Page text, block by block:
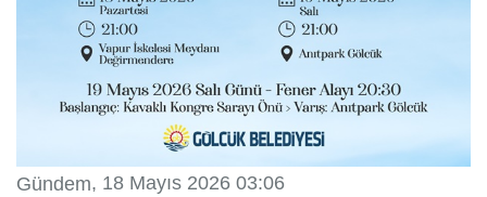
Gündem, 18 Mayıs 2026 03:06